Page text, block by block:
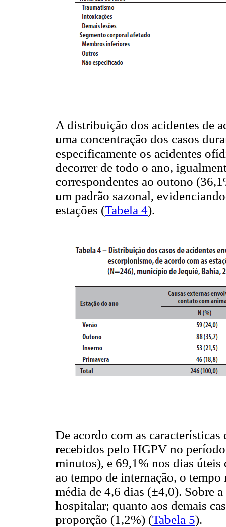
A distribuição dos acidentes de
uma concentração dos casos
especificamente os acidentes
decorrer de todo o ano,
correspondentes ao outono
um padrão sazonal,
estações (Tabela 4).
De acordo com as
recebidos pelo HGPV no
minutos), e 69,1% nos dias úteis
ao tempo de internação, o
média de 4,6 dias (±4,0). Sobre
hospitalar; quanto aos demais
proporção (1,2%) (Tabela 5).